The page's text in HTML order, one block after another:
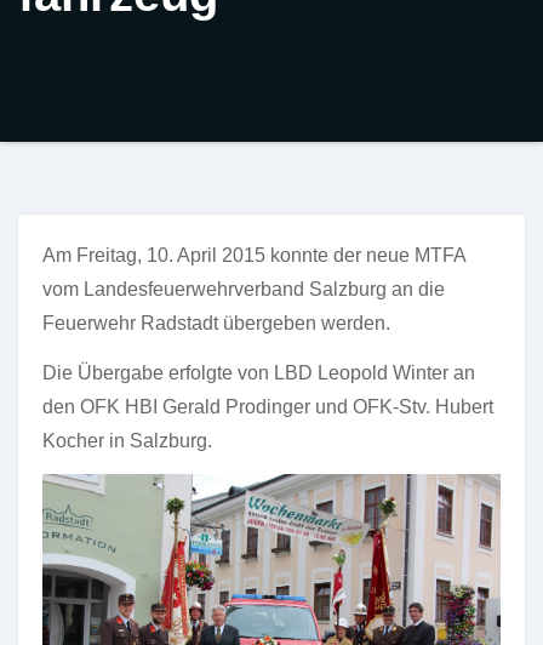
Am Freitag, 10. April 2015 konnte der neue MTFA
vom Landesfeuerwehrverband Salzburg an die
Feuerwehr Radstadt übergeben werden.
Die Übergabe erfolgte von LBD Leopold Winter an
den OFK HBI Gerald Prodinger und OFK-Stv. Hubert
Kocher in Salzburg.